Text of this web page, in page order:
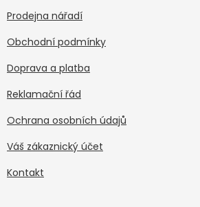
Prodejna nářadí
Obchodní podmínky
Doprava a platba
Reklamační řád
Ochrana osobních údajů
Váš zákaznický účet
Kontakt